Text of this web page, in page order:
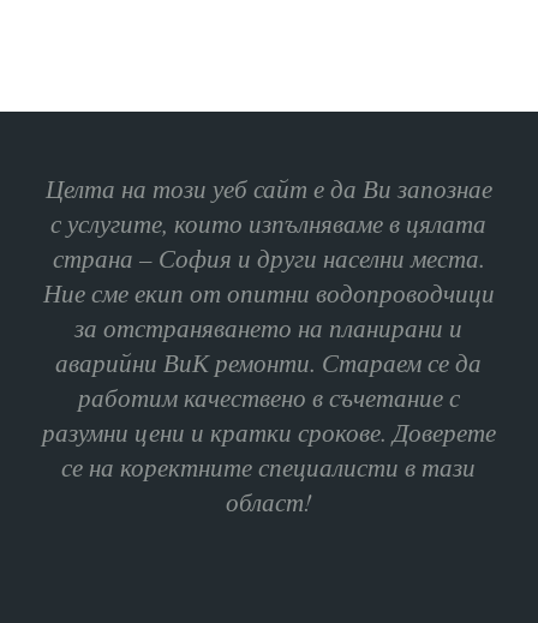
Целта на този уеб сайт е да Ви запознае
с услугите, които изпълняваме в цялата
страна – София и други населни места.
Ние сме екип от опитни водопроводчици
за отстраняването на планирани и
аварийни ВиК ремонти. Стараем се да
работим качествено в съчетание с
разумни цени и кратки срокове. Доверете
се на коректните специалисти в тази
област!